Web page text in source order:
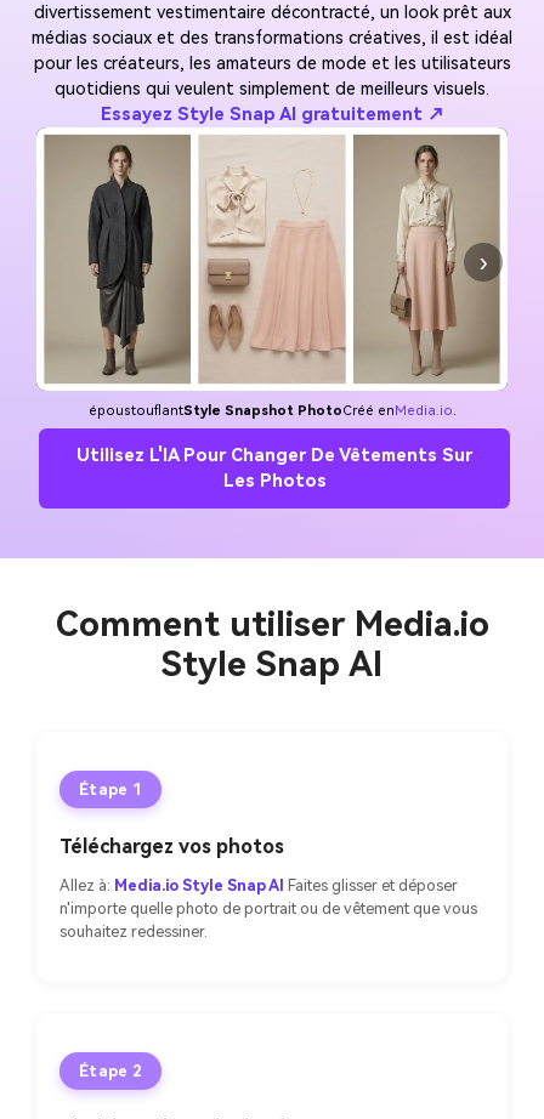
divertissement vestimentaire décontracté, un look prêt aux
médias sociaux et des transformations créatives, il est idéal
pour les créateurs, les amateurs de mode et les utilisateurs
quotidiens qui veulent simplement de meilleurs visuels.
Essayez Style Snap AI gratuitement ↗
›
époustouflantStyle Snapshot PhotoCréé en Media.io.
Utilisez L'IA Pour Changer De Vêtements Sur
Les Photos
Comment utiliser Media.io
Style Snap AI
Étape 1
Téléchargez vos photos
Allez à: Media.io Style Snap AI Faites glisser et déposer
n'importe quelle photo de portrait ou de vêtement que vous
souhaitez redessiner.
Étape 2